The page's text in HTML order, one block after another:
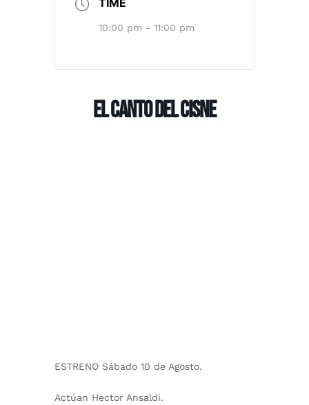
10:00 pm - 11:00 pm
El canto del cisne
ESTRENO Sábado 10 de Agosto.
Actúan Hector Ansaldi.